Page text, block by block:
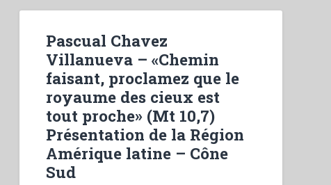
per
e
governo
della
comunità
ispettoriale”
Pascual Chavez
Villanueva – «Chemin
faisant, proclamez que le
royaume des cieux est
tout proche» (Mt 10,7)
Présentation de la Région
Amérique latine – Cône
Sud